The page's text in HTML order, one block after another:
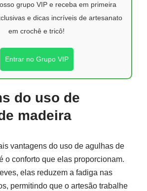
grupo VIP e receba em primeira
e dicas incríveis de artesanato
em crochê e tricô!
Entrar no Grupo VIP
do uso de
madeira
vantagens do uso de agulhas de
o conforto que elas proporcionam.
elas reduzem a fadiga nas
permitindo que o artesão trabalhe